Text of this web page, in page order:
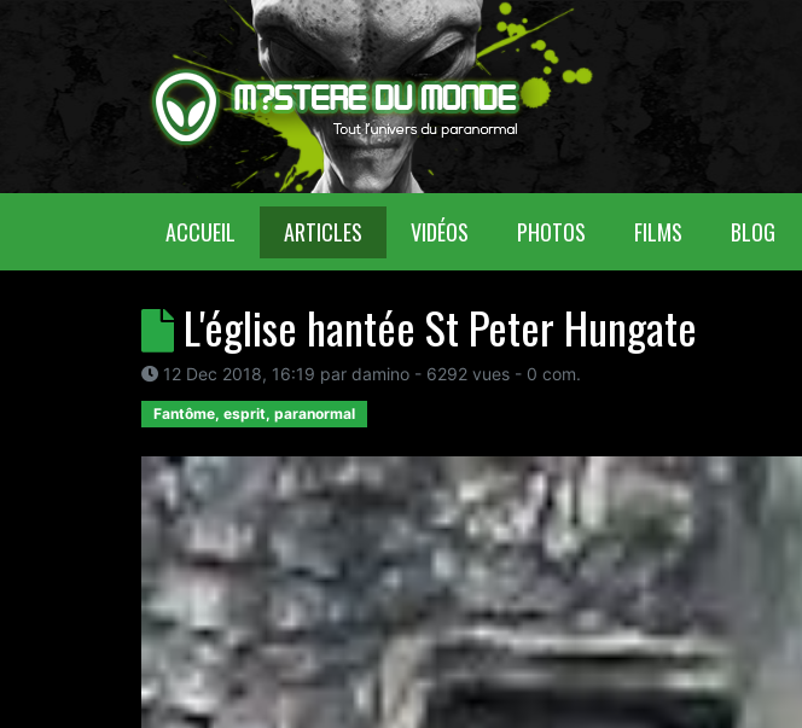
ACCUEIL (CURRENT)ARTICLES VIDÉOS PHOTOS FILMS BLOG
L'église hantée St Peter Hungate
12 Dec 2018, 16:19 par damino - 6292 vues - 0 com.
Fantôme, esprit, paranormal